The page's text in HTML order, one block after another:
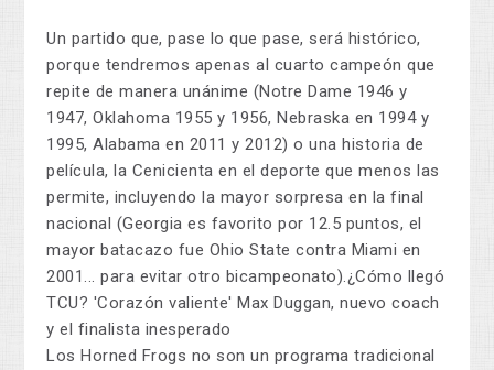
Un partido que, pase lo que pase, será histórico,
porque tendremos apenas al cuarto campeón que
repite de manera unánime (Notre Dame 1946 y
1947, Oklahoma 1955 y 1956, Nebraska en 1994 y
1995, Alabama en 2011 y 2012) o una historia de
película, la Cenicienta en el deporte que menos las
permite, incluyendo la mayor sorpresa en la final
nacional (Georgia es favorito por 12.5 puntos, el
mayor batacazo fue Ohio State contra Miami en
2001... para evitar otro bicampeonato).¿Cómo llegó
TCU? 'Corazón valiente' Max Duggan, nuevo coach
y el finalista inesperado
Los Horned Frogs no son un programa tradicional